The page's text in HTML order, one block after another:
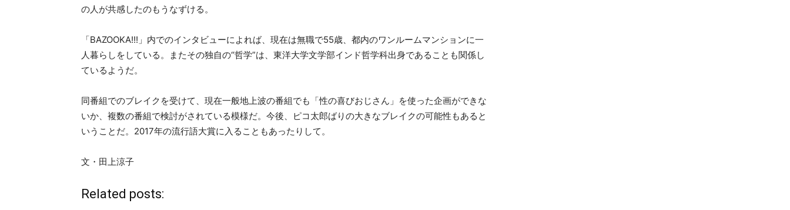
の人が共感したのもうなずける。
「BAZOOKA!!!」内でのインタビューによれば、現在は無職で55歳、都内のワンルームマンションに一
人暮らしをしている。またその独自の“哲学”は、東洋大学文学部インド哲学科出身であることも関係し
ているようだ。
同番組でのブレイクを受けて、現在一般地上波の番組でも「性の喜びおじさん」を使った企画ができな
いか、複数の番組で検討がされている模様だ。今後、ピコ太郎ばりの大きなブレイクの可能性もあると
いうことだ。2017年の流行語大賞に入ることもあったりして。
文・田上涼子
Related posts: